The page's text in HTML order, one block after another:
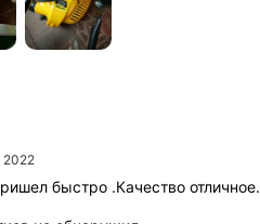
2022
быстро .Качество отличное.